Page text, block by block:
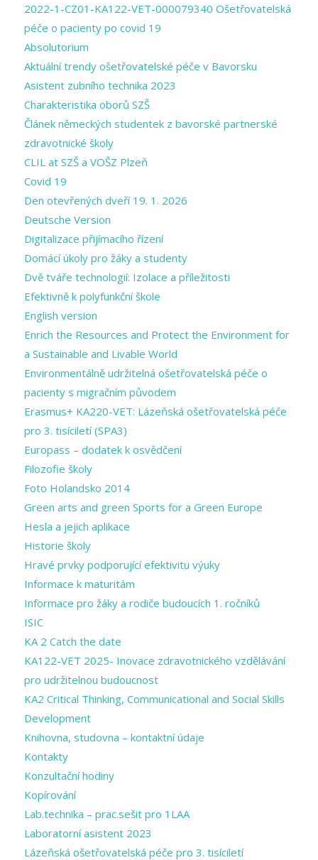
2022-1-CZ01-KA122-VET-000079340 Ošetřovatelská
péče o pacienty po covid 19
Absolutorium
Aktuální trendy ošetřovatelské péče v Bavorsku
Asistent zubního technika 2023
Charakteristika oborů SZŠ
Článek německých studentek z bavorské partnerské
zdravotnické školy
CLIL at SZŠ a VOŠZ Plzeň
Covid 19
Den otevřených dveří 19. 1. 2026
Deutsche Version
Digitalizace přijímacího řízení
Domácí úkoly pro žáky a studenty
Dvě tváře technologií: Izolace a příležitosti
Efektivně k polyfunkční škole
English version
Enrich the Resources and Protect the Environment for
a Sustainable and Livable World
Environmentálně udržitelná ošetřovatelská péče o
pacienty s migračním původem
Erasmus+ KA220-VET: Lázeňská ošetřovatelská péče
pro 3. tisíciletí (SPA3)
Europass – dodatek k osvědčení
Filozofie školy
Foto Holandsko 2014
Green arts and ​green Sports for a ​Green Europe
Hesla a jejich aplikace
Historie školy
Hravé prvky podporující efektivitu výuky
Informace k maturitám
Informace pro žáky a rodiče budoucích 1. ročníků
ISIC
KA 2 Catch the date
KA122-VET 2025- Inovace zdravotnického vzdělávání
pro udržitelnou budoucnost
KA2 Critical Thinking, Communicational and Social Skills
Development
Knihovna, studovna – kontaktní údaje
Kontakty
Konzultační hodiny
Kopírování
Lab.technika – prac.sešit pro 1LAA
Laboratorní asistent 2023
Lázeňská ošetřovatelská péče pro 3. tisíciletí